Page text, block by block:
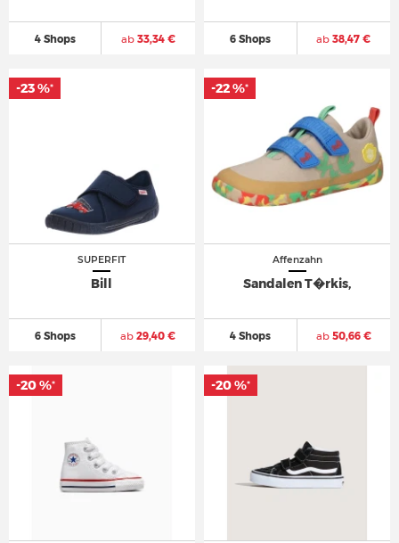
4 Shops ab33,34 € 6 Shops ab 38,47 €
SUPERFIT
Bill
6 Shops ab 29,40 €
-23 %*
Affenzahn
Sandalen T�rkis,
4 Shops ab50,66 €
-22 %*
-20 %* -20 %*